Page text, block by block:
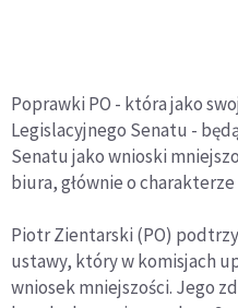
Poprawki PO - która jako
Legislacyjnego Senatu -
Senatu jako wnioski
biura, głównie o
Piotr Zientarski (PO)
ustawy, który w komisjach
wniosek mniejszości. Jego